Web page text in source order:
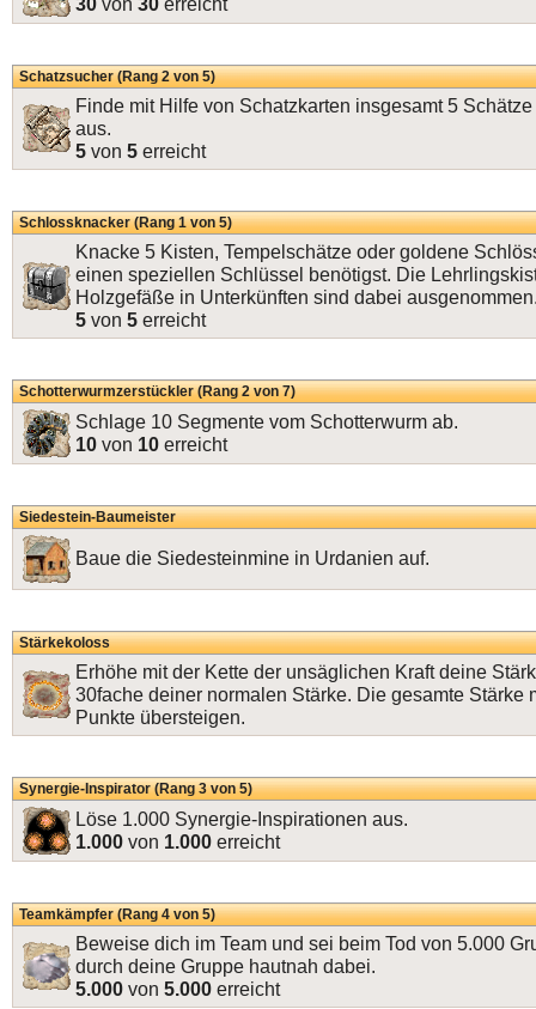
Schatzsucher (Rang 2 von 5)
Finde mit Hilfe von Schatzkarten insgesamt 5
aus.
5 von 5 erreicht
Schlossknacker (Rang 1 von 5)
Knacke 5 Kisten, Tempelschätze oder goldene
einen speziellen Schlüssel benötigst. Die
Holzgefäße in Unterkünften sind dabei
5 von 5 erreicht
Schotterwurmzerstückler (Rang 2 von 7)
Schlage 10 Segmente vom Schotterwurm ab.
10 von 10 erreicht
Siedestein-Baumeister
Baue die Siedesteinmine in Urdanien auf.
Stärkekoloss
Erhöhe mit der Kette der unsäglichen Kraft deine
30fache deiner normalen Stärke. Die gesamte Stärke
Punkte übersteigen.
Synergie-Inspirator (Rang 3 von 5)
Löse 1.000 Synergie-Inspirationen aus.
1.000 von 1.000 erreicht
Teamkämpfer (Rang 4 von 5)
Beweise dich im Team und sei beim Tod von 5.000
durch deine Gruppe hautnah dabei.
5.000 von 5.000 erreicht